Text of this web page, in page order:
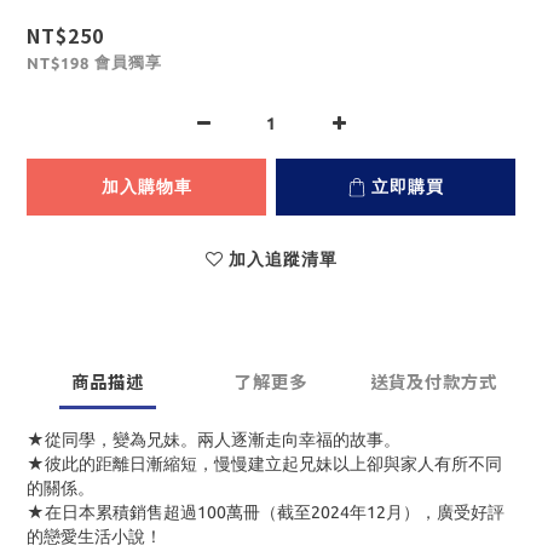
NT$250
NT$198 會員獨享
加入購物車 立即購買
加入追蹤清單
商品描述 了解更多 送貨及付款方式
★從同學，變為兄妹。兩人逐漸走向幸福的故事。
★彼此的距離日漸縮短，慢慢建立起兄妹以上卻與家人有所不同
的關係。
★在日本累積銷售超過100萬冊（截至2024年12月），廣受好評
的戀愛生活小說！